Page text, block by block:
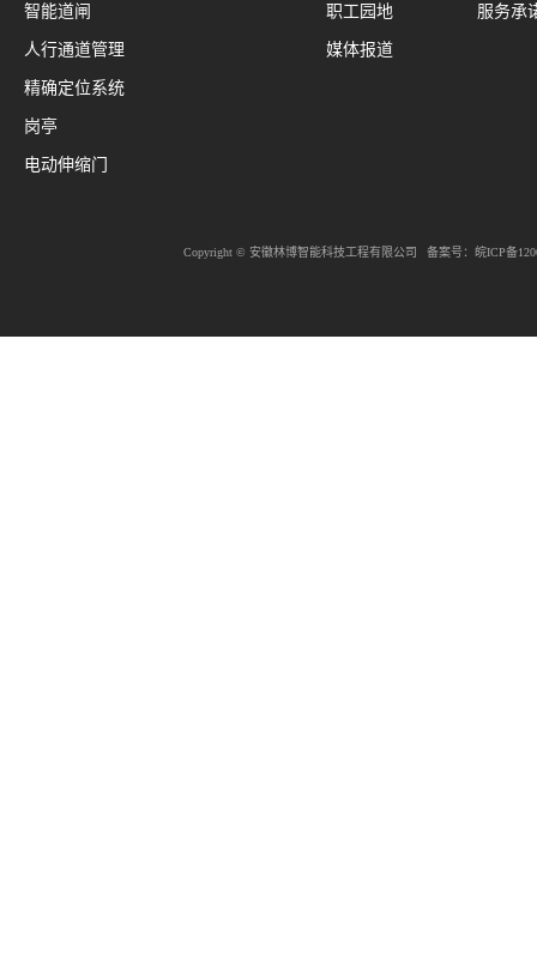
智能道闸
人行通道管理
精确定位系统
岗亭
电动伸缩门
职工园地
媒体报道
服务承
Copyright © 安徽林博智能科技工程有限公司 备案号： 皖ICP备